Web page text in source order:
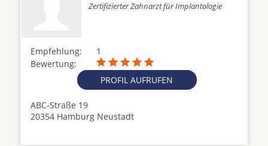
Zertifizierter Zahnarzt für Implantologie
Empfehlung:
1
Bewertung:
PROFIL AUFRUFEN
ABC-Straße 19
20354 Hamburg Neustadt